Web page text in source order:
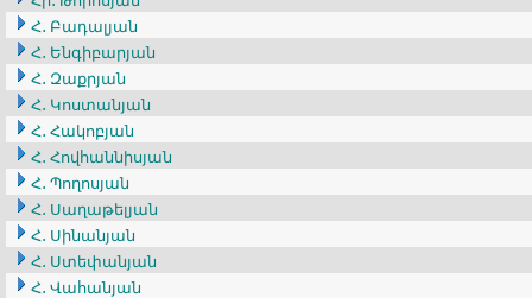
Հ․ Բադալյան
Հ․ Ենգիբարյան
Հ․ Զաքրյան
Հ․ Կոստանյան
Հ․ Հակոբյան
Հ․ Հովհաննիսյան
Հ․ Պողոսյան
Հ․ Սաղաթելյան
Հ․ Սինանյան
Հ․ Ստեփանյան
Հ․ Վահանյան